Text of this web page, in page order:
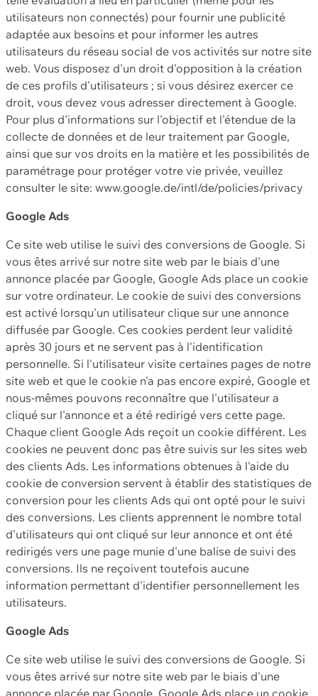
utilisateurs non connectés) pour fournir une publicité
adaptée aux besoins et pour informer les autres
utilisateurs du réseau social de vos activités sur notre site
web. Vous disposez d'un droit d'opposition à la création
de ces profils d'utilisateurs ; si vous désirez exercer ce
droit, vous devez vous adresser directement à Google.
Pour plus d'informations sur l'objectif et l'étendue de la
collecte de données et de leur traitement par Google,
ainsi que sur vos droits en la matière et les possibilités de
paramétrage pour protéger votre vie privée, veuillez
consulter le site: www.google.de/intl/de/policies/privacy
Google Ads
Ce site web utilise le suivi des conversions de Google. Si
vous êtes arrivé sur notre site web par le biais d'une
annonce placée par Google, Google Ads place un cookie
sur votre ordinateur. Le cookie de suivi des conversions
est activé lorsqu'un utilisateur clique sur une annonce
diffusée par Google. Ces cookies perdent leur validité
après 30 jours et ne servent pas à l'identification
personnelle. Si l'utilisateur visite certaines pages de notre
site web et que le cookie n'a pas encore expiré, Google et
nous-mêmes pouvons reconnaître que l'utilisateur a
cliqué sur l'annonce et a été redirigé vers cette page.
Chaque client Google Ads reçoit un cookie différent. Les
cookies ne peuvent donc pas être suivis sur les sites web
des clients Ads. Les informations obtenues à l'aide du
cookie de conversion servent à établir des statistiques de
conversion pour les clients Ads qui ont opté pour le suivi
des conversions. Les clients apprennent le nombre total
d'utilisateurs qui ont cliqué sur leur annonce et ont été
redirigés vers une page munie d'une balise de suivi des
conversions. Ils ne reçoivent toutefois aucune
information permettant d'identifier personnellement les
utilisateurs.
Google Ads
Ce site web utilise le suivi des conversions de Google. Si
vous êtes arrivé sur notre site web par le biais d'une